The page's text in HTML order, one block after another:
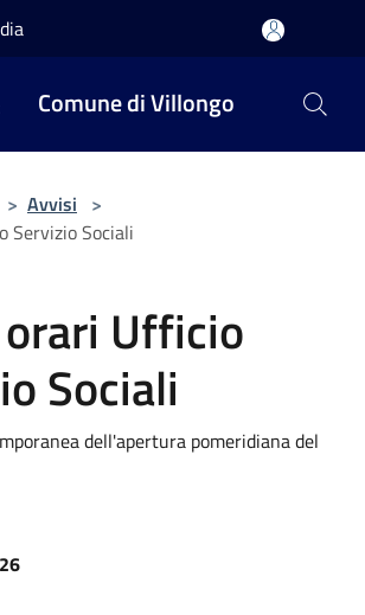
Comune di Villongo
> Avvisi >
Servizio Sociali
Ufficio
Sociali
dell'apertura pomeridiana del